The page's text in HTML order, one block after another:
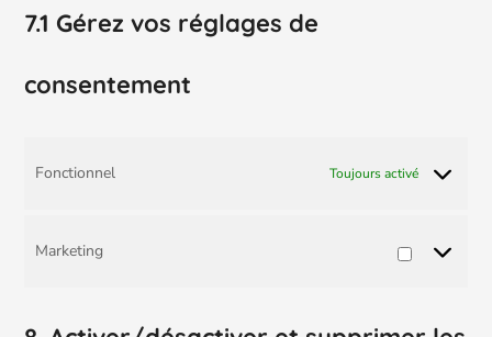
7.1 Gérez vos réglages de
consentement
Fonctionnel Toujours activé
Marketing